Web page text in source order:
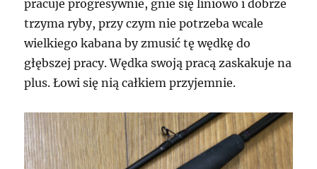
pracuje progresywnie, gnie się liniowo i dobrze
trzyma ryby, przy czym nie potrzeba wcale
wielkiego kabana by zmusić tę wędkę do
głębszej pracy. Wędka swoją pracą zaskakuje na
plus. Łowi się nią całkiem przyjemnie.